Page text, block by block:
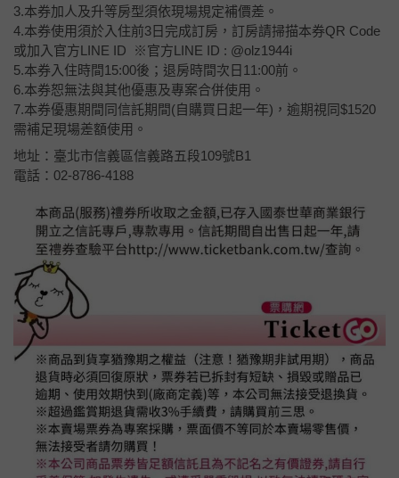
3.本券加人及升等房型須依現場規定補價差。
4.本券使用須於入住前3日完成訂房，訂房請掃描本券QR Code
或加入官方LINE ID ※官方LINE ID : @olz1944i
5.本券入住時間15:00後；退房時間次日11:00前。
6.本券恕無法與其他優惠及專案合併使用。
7.本券優惠期間同信託期間(自購買日起一年)，逾期視同$1520
需補足現場差額使用。
地址：臺北市信義區信義路五段109號B1
電話：02-8786-4188